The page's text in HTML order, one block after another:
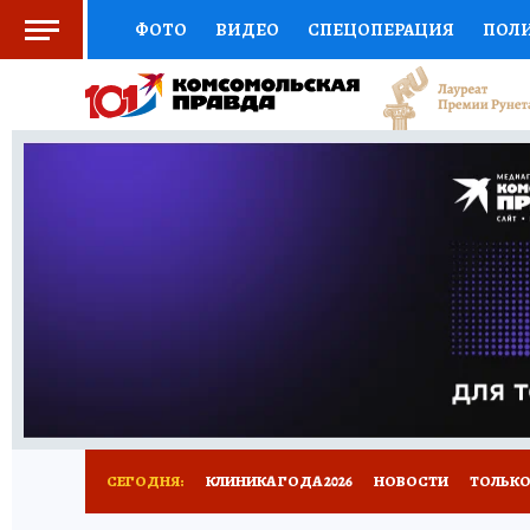
ФОТО ВИДЕО СПЕЦОПЕРАЦИЯ
СОЦПОДДЕРЖКА НАУКА СПОРТ
ВЫБОР ЭКСПЕРТОВ ДОКТОР
ПРОГНОЗЫ НА СПОРТ
НОВОЕ
СЕГОДНЯ: КЛИНИКА ГОДА 2026 НОВОСТИ